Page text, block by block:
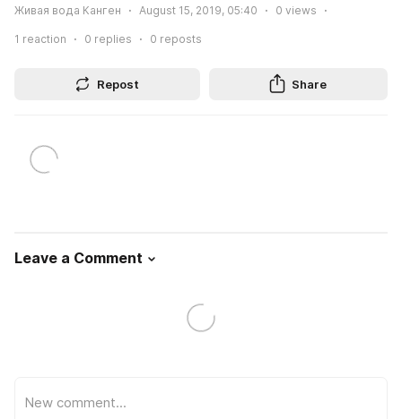
Живая вода Канген August 15, 2019, 05:40 0 views
1 reaction 0 replies 0 reposts
Repost Share
Leave a Comment